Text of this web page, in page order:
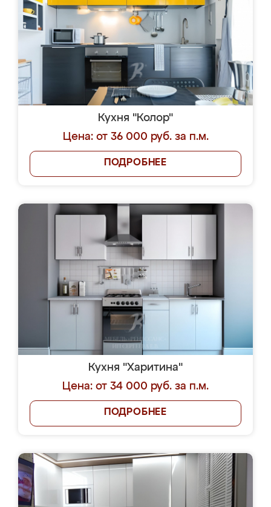
Кухня "Колор"
Цена: от 36 000 руб. за п.м.
ПОДРОБНЕЕ
Кухня "Харитина"
Цена: от 34 000 руб. за п.м.
ПОДРОБНЕЕ